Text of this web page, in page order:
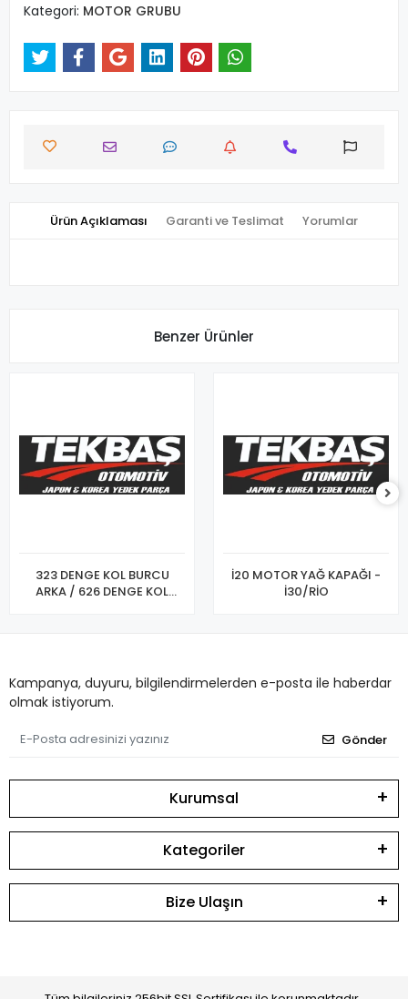
Kategori: MOTOR GRUBU
Ürün Açıklaması Garanti ve Teslimat Yorumlar
Benzer Ürünler
323 DENGE KOL BURCU
ARKA / 626 DENGE KOL
İ20 MOTOR YAĞ KAPAĞI -
İ30/RİO
Kampanya, duyuru, bilgilendirmelerden e-posta ile haberdar
olmak istiyorum.
Gönder
Kurumsal
Kategoriler
Bize Ulaşın